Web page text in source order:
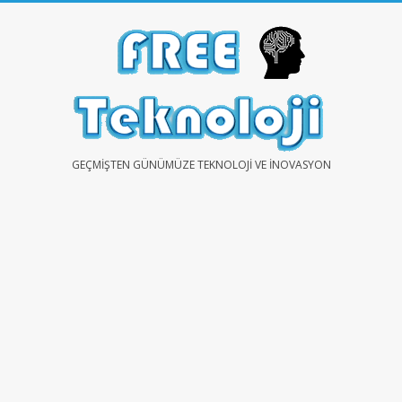
FREEGEÇMIŞTEN GÜNÜMÜZE TEKNOLOJI VE İNOVASYON